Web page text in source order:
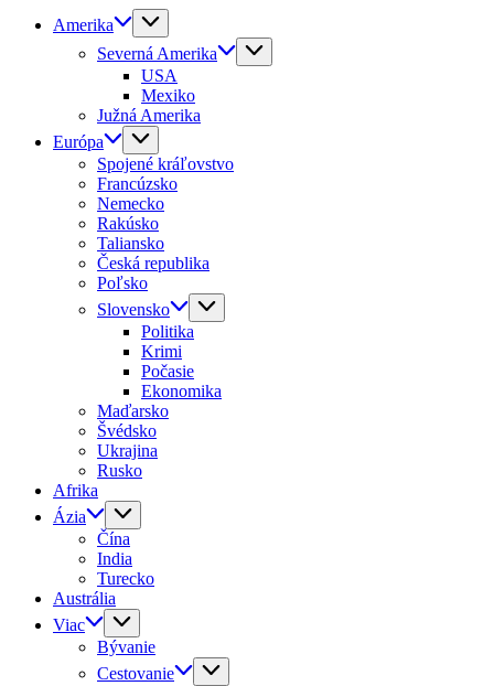
Amerika
Severná Amerika
USA
Mexiko
Južná Amerika
Európa
Spojené kráľovstvo
Francúzsko
Nemecko
Rakúsko
Taliansko
Česká republika
Poľsko
Slovensko
Politika
Krimi
Počasie
Ekonomika
Maďarsko
Švédsko
Ukrajina
Rusko
Afrika
Ázia
Čína
India
Turecko
Austrália
Viac
Bývanie
Cestovanie